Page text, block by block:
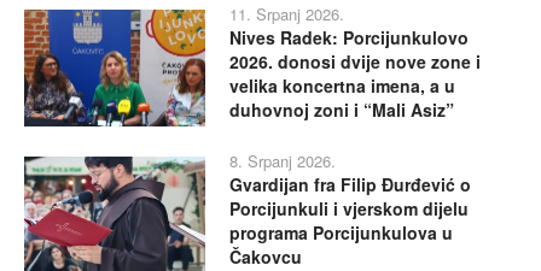
11. Srpanj 2026.
Nives Radek: Porcijunkulovo
2026. donosi dvije nove zone i
velika koncertna imena, a u
duhovnoj zoni i “Mali Asiz”
8. Srpanj 2026.
Gvardijan fra Filip Đurđević o
Porcijunkuli i vjerskom dijelu
programa Porcijunkulova u
Čakovcu